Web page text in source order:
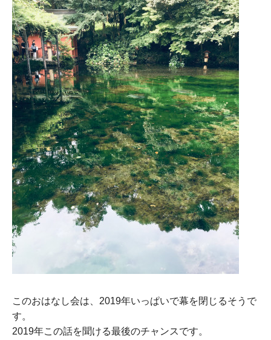
このおはなし会は、2019年いっぱいで幕を閉じるそうで
す。
2019年この話を聞ける最後のチャンスです。